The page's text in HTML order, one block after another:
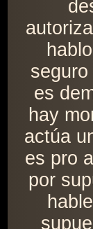
es
hay
actúa
es pro
por